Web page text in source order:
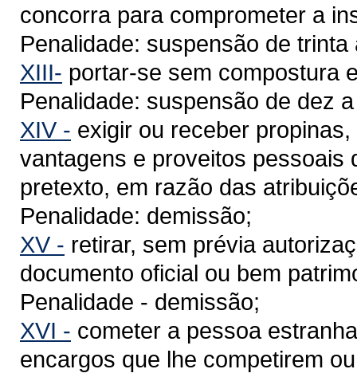
concorra para comprometer a
Penalidade: suspensão de
XIII- portar-se sem compostura
Penalidade: suspensão de dez
XIV - exigir ou receber
vantagens e proveitos pessoais
pretexto, em razão das
Penalidade: demissão;
XV - retirar, sem prévia
documento oficial ou bem
Penalidade - demissão;
XVI - cometer a pessoa
encargos que lhe competirem